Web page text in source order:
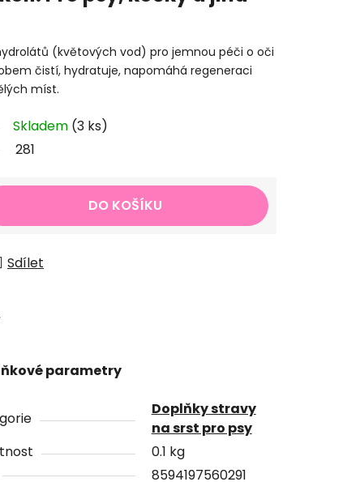
(květových vod) pro jemnou péči o oči
čistí, hydratuje, napomáhá regeneraci
míst.
Skladem (3 ks)
281
DO KOŠÍKU
Sdílet
parametry
Doplňky stravy
na srst pro psy
0.1 kg
8594197560291